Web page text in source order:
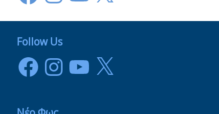
Follow Us
FacebookInstagramYouTube
X